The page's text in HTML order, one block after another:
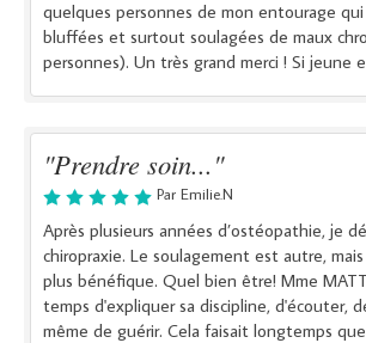
quelques personnes de mon entourage
bluffées et surtout soulagées de maux
personnes). Un très grand merci ! Si jeune
"Prendre soin..."
Par Emilie.N
Après plusieurs années d’ostéopathie, je
chiropraxie. Le soulagement est autre,
plus bénéfique. Quel bien être! Mme
temps d'expliquer sa discipline, d'écouter,
même de guérir. Cela faisait longtemps